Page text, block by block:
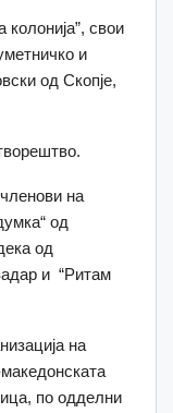
свои
и
од Скопје,
на
од
од
и “Ритам
на
по одделни